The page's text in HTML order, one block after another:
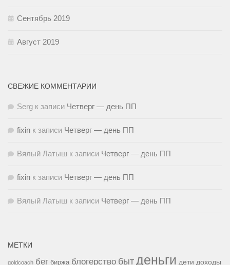
Сентябрь 2019
Август 2019
СВЕЖИЕ КОММЕНТАРИИ
Serg к записи Четверг — день ПП
fixin к записи Четверг — день ПП
Вялый Латыш к записи Четверг — день ПП
fixin к записи Четверг — день ПП
Вялый Латыш к записи Четверг — день ПП
МЕТКИ
goldcoach бег биржа блогерство быт деньги дети доходы